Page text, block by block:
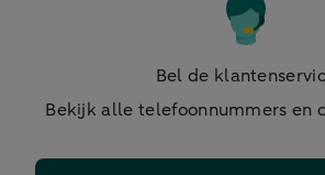
Bel de
Bekijk alle telefoonnummers en